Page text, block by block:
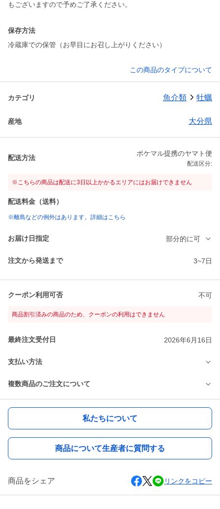
もございますので予めご了承ください。
保存方法
冷蔵庫での保管（お早目にお召し上がりください）
この商品のタイプについて
カテゴリ 魚介類 牡蠣
産地 大分県
配送方法
ポケマル提携のヤマト便
配送区分:
※こちらの商品は配送に3日以上かかるエリアにはお届けできません
配送料金（送料）
※離島などの例外はあります。詳細はこちら
お届け日指定 部分的に可
注文から発送まで 3~7日
クーポン利用可否 不可
商品割引済みの商品のため、クーポンの利用はできません
最終注文受付日 2026年6月16日
支払い方法
複数商品のご注文について
私たちについて
商品について生産者に質問する
商品をシェア リンクをコピー